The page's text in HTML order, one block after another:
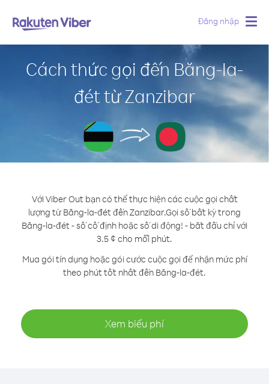
Đăng nhập
Cách thức gọi đến Băng-la-
đét từ Zanzibar
Với Viber Out bạn có thể thực hiện các cuộc gọi chất
lượng từ Băng-la-đét đến Zanzibar.Gọi số bất kỳ trong
Băng-la-đét - số cố định hoặc số di động! - bắt đầu chỉ với
3.5 ¢ cho mỗi phút.
Mua gói tín dụng hoặc gói cước cuộc gọi để nhận mức phí
theo phút tốt nhất đến Băng-la-đét.
Xem biểu phí